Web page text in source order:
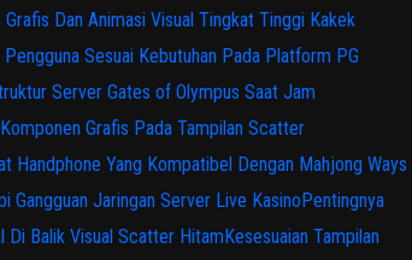
Grafis Dan Animasi Visual Tingkat Tinggi Kakek
Sesuai Kebutuhan Pada Platform PG
Server Gates of Olympus Saat Jam
Grafis Pada Tampilan Scatter
Handphone Yang Kompatibel Dengan Mahjong Ways
Gangguan Jaringan Server Live KasinoPentingnya
Di Balik Visual Scatter HitamKesesuaian Tampilan